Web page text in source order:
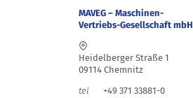
MAVEG – Maschinen-
Vertriebs-Gesellschaft mbH
Heidelberger Straße 1
09114 Chemnitz
tel +49 371 33881-0